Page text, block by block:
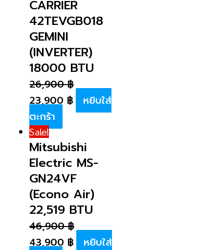
CARRIER
42TEVGB018
GEMINI
(INVERTER)
18000 BTU
26,900฿
23,900 ฿
หยิบใส่
ตะกร้า
Sale!
Mitsubishi
Electric MS-
GN24VF
(Econo Air)
22,519 BTU
46,900฿
43,900 ฿
หยิบใส่